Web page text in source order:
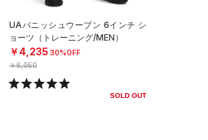
UAバニッシュウーブン 6インチ シ
ョーツ（トレーニング/MEN）
￥4,235 30%OFF
￥6,050
SOLD OUT